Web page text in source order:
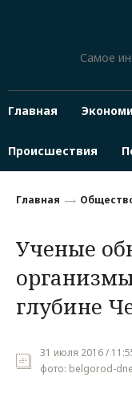
Самое
Главная
Происшествия
Главная
Ученые
глубине
31 июля 2016 /
фото: belgorod-